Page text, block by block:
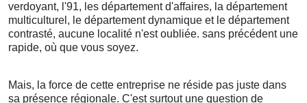
verdoyant, l'91, les département d'affaires, la département
multiculturel, le département dynamique et le département
contrasté, aucune localité n'est oubliée. sans précédent une
rapide, où que vous soyez.
Mais, la force de cette entreprise ne réside pas juste dans
sa présence régionale. C'est surtout une question de